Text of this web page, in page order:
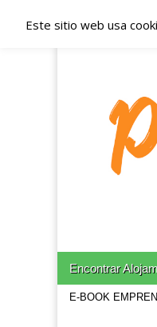
Blog
Main menu
Skip to content
Encontrar
E-BOOK
Este sitio web usa